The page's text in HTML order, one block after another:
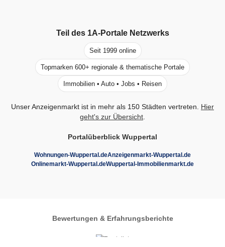
Teil des 1A-PortaleNetzwerks
Seit 1999 online
Topmarken 600+ regionale & thematische Portale
Immobilien • Auto • Jobs • Reisen
Unser Anzeigenmarkt ist in mehr als 150 Städten vertreten.
Hier
geht's zur Übersicht
Portalüberblick Wuppertal
Wohnungen-Wuppertal.deAnzeigenmarkt-Wuppertal.de
Onlinemarkt-Wuppertal.deWuppertal-Immobilienmarkt.de
Bewertungen & Erfahrungsberichte